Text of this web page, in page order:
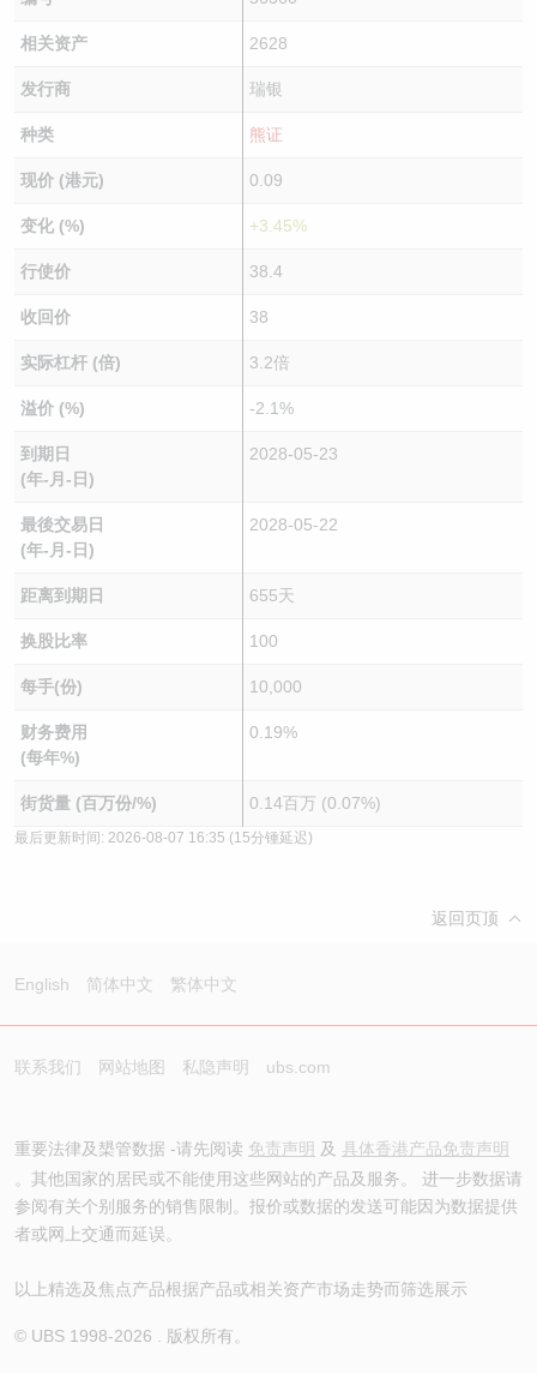
相关资产 2628
发行商 瑞银
种类 熊证
现价 (港元) 0.09
变化 (%) +3.45%
行使价 38.4
收回价 38
实际杠杆 (倍) 3.2倍
溢价 (%) -2.1%
到期日
(年-月-日)
2028-05-23
最後交易日
(年-月-日)
2028-05-22
距离到期日 655天
换股比率 100
每手(份) 10,000
财务费用
(每年%)
0.19%
街货量 (百万份/%) 0.14百万 (0.07%)
最后更新时间: 2026-08-07 16:35 (15分锺延迟)
返回页顶
English 简体中文 繁体中文
联系我们 网站地图 私隐声明 ubs.com
重要法律及槼管数据 -请先阅读 免责声明 及 具体香港产品免责声明
。其他国家的居民或不能使用这些网站的产品及服务。 进一步数据请
参阅有关个别服务的销售限制。报价或数据的发送可能因为数据提供
者或网上交通而延误。
以上精选及焦点产品根据产品或相关资产市场走势而筛选展示
© UBS 1998-2026 . 版权所有。
牛熊证文件及公告 (瑞信)
收市竞价变化